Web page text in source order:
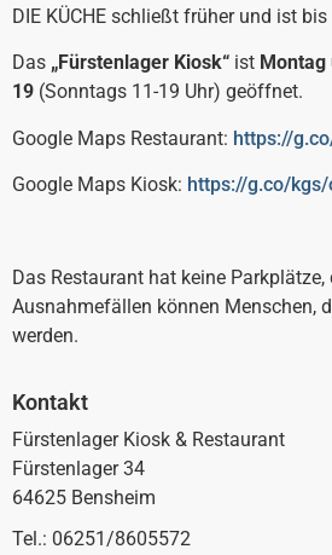
DIE KÜCHE schließt früher und ist
Das „Fürstenlager Kiosk“ ist
19 (Sonntags 11-19 Uhr) geöffnet.
Google Maps Restaurant: https://
Google Maps Kiosk: https://g.co/
Das Restaurant hat keine
Ausnahmefällen können Menschen,
werden.
Kontakt
Fürstenlager Kiosk & Restaurant
Fürstenlager 34
64625 Bensheim
Tel.: 06251/8605572